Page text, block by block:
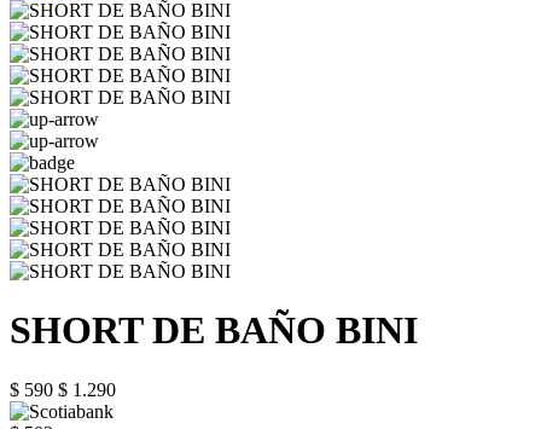
SHORT DE BAÑO BINI
$ 590 $ 1.290